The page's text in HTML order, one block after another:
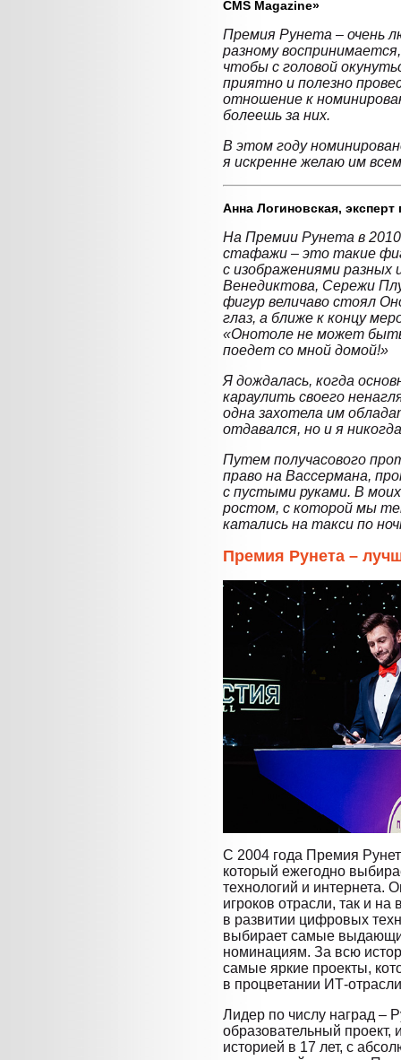
СMS Magazine»
Премия Рунета – очень
разному
чтобы с головой
приятно и полезно
отношение к
болеешь за них.
В этом году
я искренне желаю им
Анна Логиновская,
На Премии Рунета в
стафажи – это такие
с изображениями разных
Венедиктова, Сережи
фигур величаво стоял
глаз, а ближе к концу
«Онотоле не может
поедет со мной домой!»
Я дождалась, когда
караулить своего
одна захотела им
отдавался, но и я
Путем получасового
право на Вассермана,
с пустыми руками. В
ростом, с которой мы
катались на такси по
Премия Рунета –
С 2004 года Премия
который ежегодно
технологий и интернета.
игроков отрасли, так и
в развитии цифровых
выбирает самые
номинациям. За всю
самые яркие проекты,
в процветании ИТ-
Лидер по числу наград –
образовательный проект,
историей в 17 лет, с